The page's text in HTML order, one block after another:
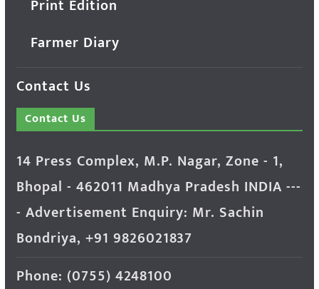
Print Edition
Farmer Diary
Contact Us
Contact Us
14 Press Complex, M.P. Nagar, Zone - 1,
Bhopal - 462011 Madhya Pradesh INDIA ---
- Advertisement Enquiry: Mr. Sachin
Bondriya, +91 9826021837
Phone: (0755) 4248100